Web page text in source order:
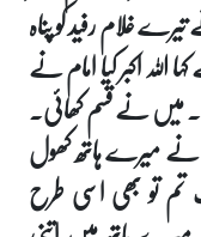
غلام رفید کو پناہ
اکبر کیا امام نے
میں نے قسم کھائی۔
نے میرے ہاتھ کھول
تو بھی اسی طرح